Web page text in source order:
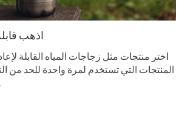
اذهب
المنتجات التي تستخدم لمرة واحدة للحد من
على مدافن النفايات.